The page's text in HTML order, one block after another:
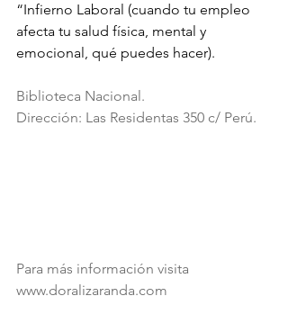
“Infierno Laboral (cuando tu empleo
afecta tu salud física, mental y
emocional, qué puedes hacer).
Biblioteca Nacional.
Dirección: Las Residentas 350 c/ Perú.
Para más información visita
www.doralizaranda.com